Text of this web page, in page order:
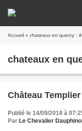
Accueil » chateaux en quercy :
chateaux en
Château
Publié le 14/09/2018 à
Par Le Chevalier